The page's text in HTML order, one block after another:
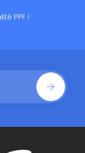
PPF !